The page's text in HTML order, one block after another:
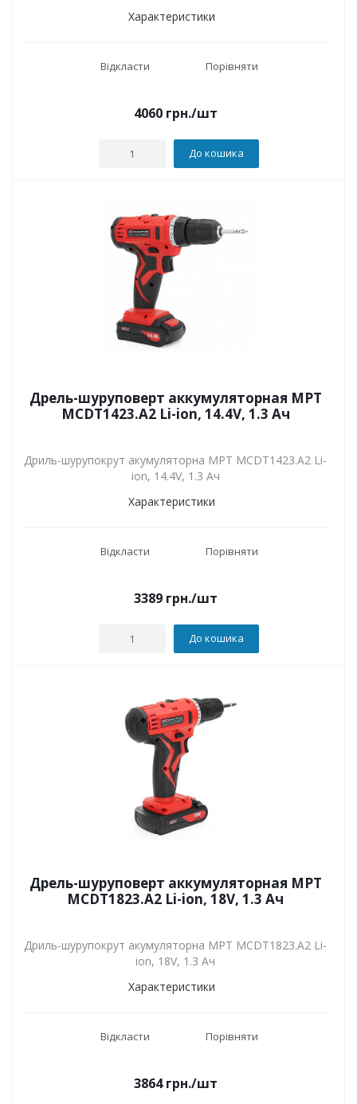
Характеристики
Відкласти Порівняти
4060 грн./шт
До кошика
Дрель-шуруповерт аккумуляторная MPT
MCDT1423.A2 Li-ion, 14.4V, 1.3 Ач
Дриль-шурупокрут акумуляторна MPT MCDT1423.A2 Li-
ion, 14.4V, 1.3 Ач
Характеристики
Відкласти Порівняти
3389 грн./шт
До кошика
Дрель-шуруповерт аккумуляторная MPT
MCDT1823.A2 Li-ion, 18V, 1.3 Ач
Дриль-шурупокрут акумуляторна MPT MCDT1823.A2 Li-
ion, 18V, 1.3 Ач
Характеристики
Відкласти Порівняти
3864грн./шт